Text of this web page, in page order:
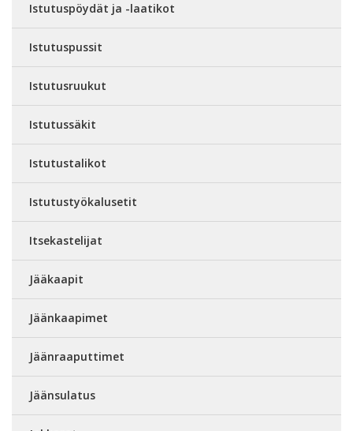
Istutuspöydät ja -laatikot
Istutuspussit
Istutusruukut
Istutussäkit
Istutustalikot
Istutustyökalusetit
Itsekastelijat
Jääkaapit
Jäänkaapimet
Jäänraaputtimet
Jäänsulatus